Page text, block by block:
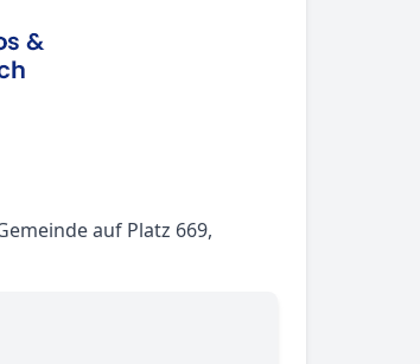
auf Platz 669,